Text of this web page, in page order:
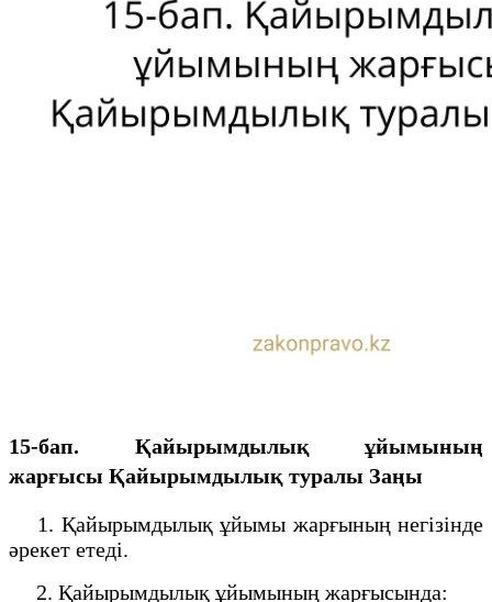
15-бап. Қайырымдылық ұйымының
жарғысы Қайырымдылық туралы Заңы
1. Қайырымдылық ұйымы жарғының негізінде
әрекет етеді.
2. Қайырымдылық ұйымының жарғысында: